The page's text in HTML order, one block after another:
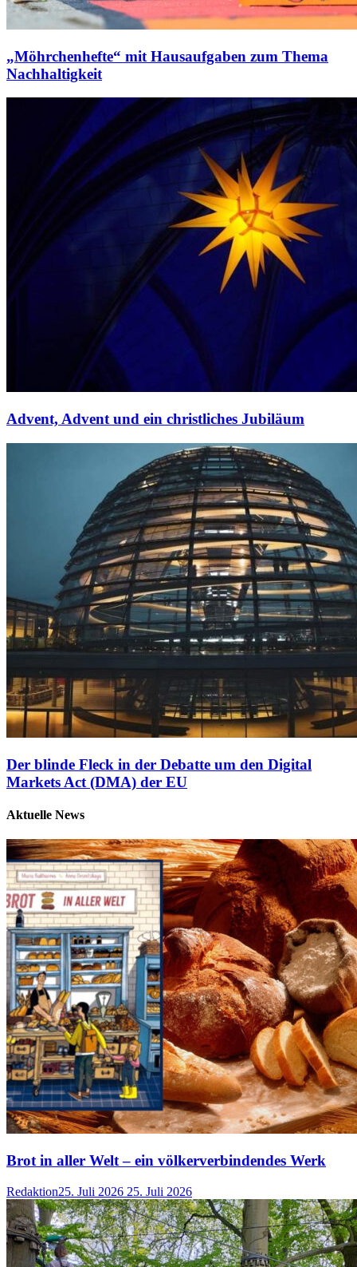
„Möhrchenhefte“ mit Hausaufgaben zum Thema
Nachhaltigkeit
Advent, Advent und ein christliches Jubiläum
Der blinde Fleck in der Debatte um den Digital
Markets Act (DMA) der EU
Aktuelle News
Brot in aller Welt – ein völkerverbindendes Werk
Redaktion25. Juli 2026 25. Juli 2026